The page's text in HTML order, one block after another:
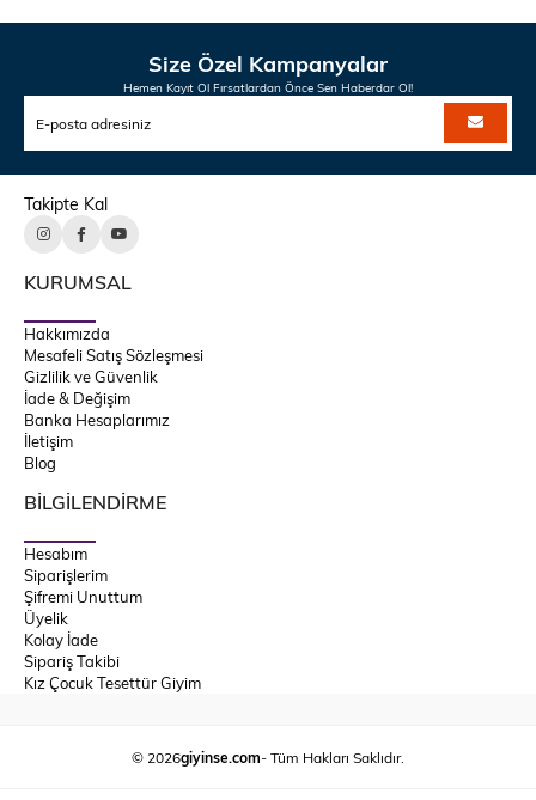
Size Özel Kampanyalar
Hemen Kayıt Ol Fırsatlardan Önce Sen Haberdar Ol!
Takipte Kal
KURUMSAL
Hakkımızda
Mesafeli Satış Sözleşmesi
Gizlilik ve Güvenlik
İade & Değişim
Banka Hesaplarımız
İletişim
Blog
BİLGİLENDİRME
Hesabım
Siparişlerim
Şifremi Unuttum
Üyelik
Kolay İade
Sipariş Takibi
Kız Çocuk Tesettür Giyim
© 2026giyinse.com- Tüm Hakları Saklıdır.